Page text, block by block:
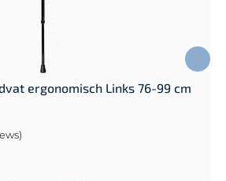
ergonomisch Links 76-99 cm